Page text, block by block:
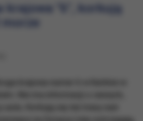
krajowa "6", korkują